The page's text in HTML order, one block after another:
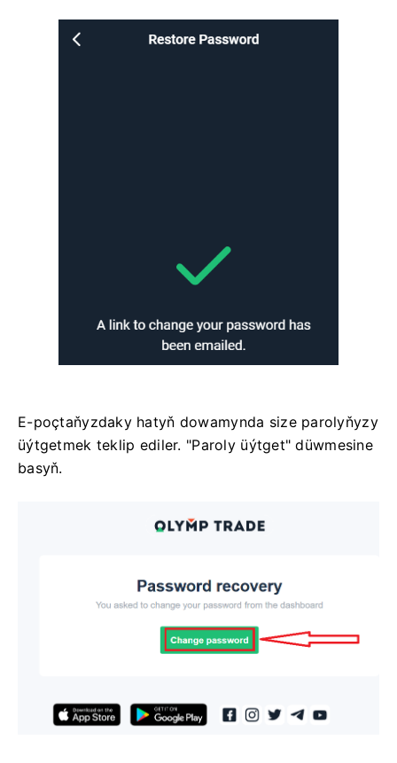
E-poçtaňyzdaky hatyň dowamynda size parolyňyzy
üýtgetmek teklip ediler. "Paroly üýtget" düwmesine
basyň.